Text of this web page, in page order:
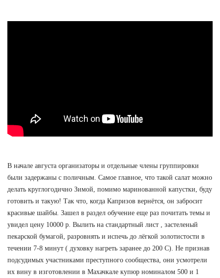
В начале августа организаторы и отдельные члены группировки
были задержаны с поличным. Самое главное, что такой салат можно
делать круглогодично Зимой, помимо маринованной капустки, буду
готовить и такую! Так что, когда Капризов вернётся, он забросит
красивые шайбы. Зашел в раздел обучение еще раз почитать темы и
увидел цену 10000 р. Вылить на стандартный лист , застеленый
пекарской бумагой, разровнять и испечь до лёгкой золотистости в
течении 7-8 минут ( духовку нагреть заранее до 200 С). Не признав
подсудимых участниками преступного сообщества, они усмотрели
их вину в изготовлении в Махачкале купюр номиналом 500 и 1